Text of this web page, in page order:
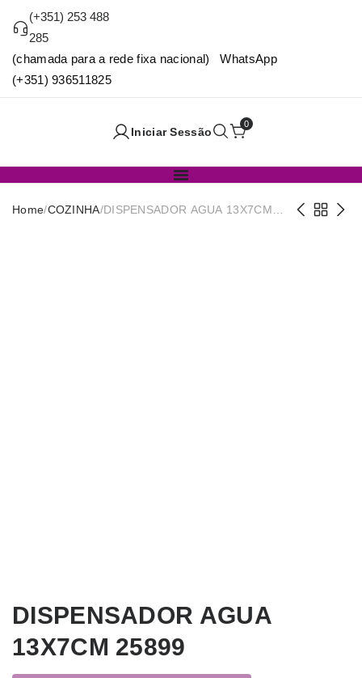
(+351) 253 488
285
(chamada para a rede fixa nacional) WhatsApp
(+351) 936511825
Iniciar Sessão
0
Home/COZINHA/DISPENSADOR AGUA 13X7CM
DISPENSADOR AGUA
13X7CM 25899